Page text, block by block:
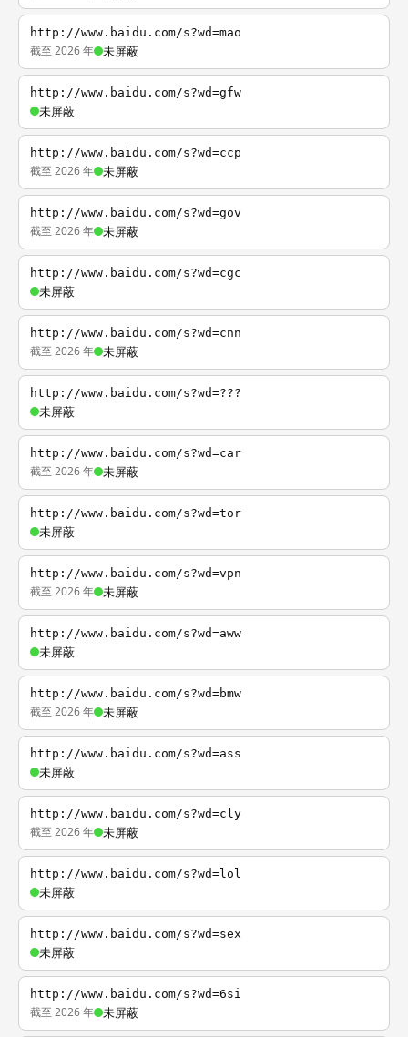
http://www.baidu.com/s?wd=mao
截至 2026 年 未屏蔽
http://www.baidu.com/s?wd=gfw
未屏蔽
http://www.baidu.com/s?wd=ccp
截至 2026 年 未屏蔽
http://www.baidu.com/s?wd=gov
截至 2026 年 未屏蔽
http://www.baidu.com/s?wd=cgc
未屏蔽
http://www.baidu.com/s?wd=cnn
截至 2026 年 未屏蔽
http://www.baidu.com/s?wd=???
未屏蔽
http://www.baidu.com/s?wd=car
截至 2026 年 未屏蔽
http://www.baidu.com/s?wd=tor
未屏蔽
http://www.baidu.com/s?wd=vpn
截至 2026 年 未屏蔽
http://www.baidu.com/s?wd=aww
未屏蔽
http://www.baidu.com/s?wd=bmw
截至 2026 年 未屏蔽
http://www.baidu.com/s?wd=ass
未屏蔽
http://www.baidu.com/s?wd=cly
截至 2026 年 未屏蔽
http://www.baidu.com/s?wd=lol
未屏蔽
http://www.baidu.com/s?wd=sex
未屏蔽
http://www.baidu.com/s?wd=6si
截至 2026 年 未屏蔽